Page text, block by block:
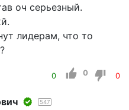
оч серьезный.
лидерам, что то
0 0 0
547